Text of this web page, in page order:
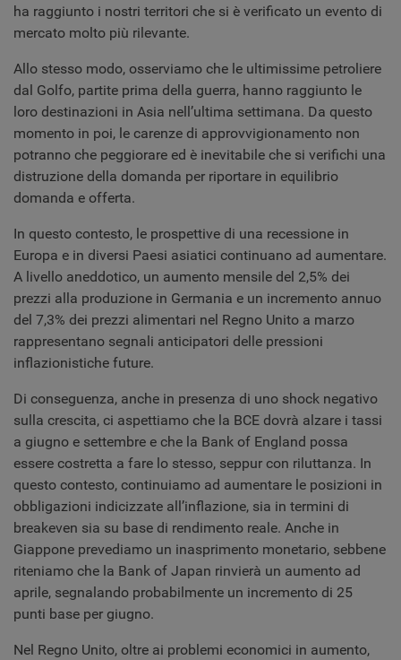
ha raggiunto i nostri territori che si è verificato un evento di
mercato molto più rilevante.
Allo stesso modo, osserviamo che le ultimissime petroliere
dal Golfo, partite prima della guerra, hanno raggiunto le
loro destinazioni in Asia nell’ultima settimana. Da questo
momento in poi, le carenze di approvvigionamento non
potranno che peggiorare ed è inevitabile che si verifichi una
distruzione della domanda per riportare in equilibrio
domanda e offerta.
In questo contesto, le prospettive di una recessione in
Europa e in diversi Paesi asiatici continuano ad aumentare.
A livello aneddotico, un aumento mensile del 2,5% dei
prezzi alla produzione in Germania e un incremento annuo
del 7,3% dei prezzi alimentari nel Regno Unito a marzo
rappresentano segnali anticipatori delle pressioni
inflazionistiche future.
Di conseguenza, anche in presenza di uno shock negativo
sulla crescita, ci aspettiamo che la BCE dovrà alzare i tassi
a giugno e settembre e che la Bank of England possa
essere costretta a fare lo stesso, seppur con riluttanza. In
questo contesto, continuiamo ad aumentare le posizioni in
obbligazioni indicizzate all’inflazione, sia in termini di
breakeven sia su base di rendimento reale. Anche in
Giappone prevediamo un inasprimento monetario, sebbene
riteniamo che la Bank of Japan rinvierà un aumento ad
aprile, segnalando probabilmente un incremento di 25
punti base per giugno.
Nel Regno Unito, oltre ai problemi economici in aumento,